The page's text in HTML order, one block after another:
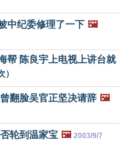
中纪委修理了一下 🖼️
帮 陈良宇上电视上讲台就
）
翻脸吴官正坚决请辞 🖼️
轮到温家宝 🖼️ 2003/9/7